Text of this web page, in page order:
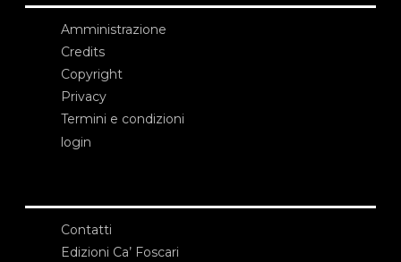
Amministrazione
Credits
Copyright
Privacy
Termini e condizioni
login
Contatti
Edizioni Ca’ Foscari